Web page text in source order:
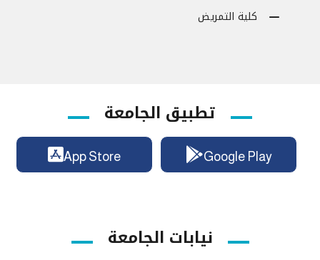
كلية التمريض
تطبيق الجامعة
Google Play
App Store
نيابات الجامعة